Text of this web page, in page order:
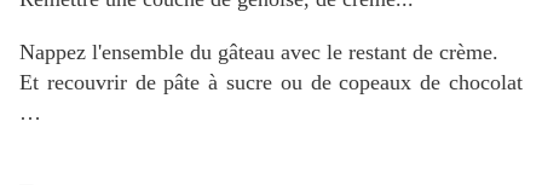
Nappez l'ensemble du gâteau avec le restant de crème.
Et recouvrir de pâte à sucre ou de copeaux de chocolat
…